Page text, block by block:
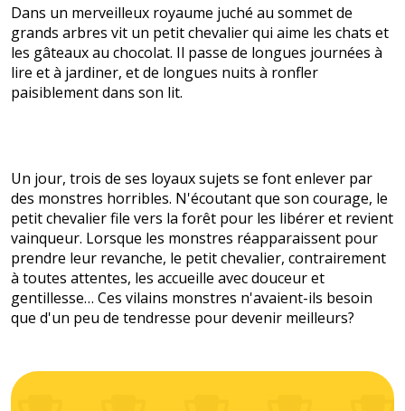
Dans un merveilleux royaume juché au sommet de
grands arbres vit un petit chevalier qui aime les chats et
les gâteaux au chocolat. Il passe de longues journées à
lire et à jardiner, et de longues nuits à ronfler
paisiblement dans son lit.
Un jour, trois de ses loyaux sujets se font enlever par
des monstres horribles. N'écoutant que son courage, le
petit chevalier file vers la forêt pour les libérer et revient
vainqueur. Lorsque les monstres réapparaissent pour
prendre leur revanche, le petit chevalier, contrairement
à toutes attentes, les accueille avec douceur et
gentillesse… Ces vilains monstres n'avaient-ils besoin
que d'un peu de tendresse pour devenir meilleurs?